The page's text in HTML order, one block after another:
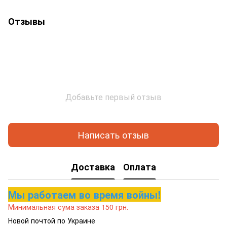
Отзывы
Добавьте первый отзыв
Написать отзыв
Доставка Оплата
Мы работаем во время войны!
Минимальная сума заказа 150 грн.
Новой почтой по Украине